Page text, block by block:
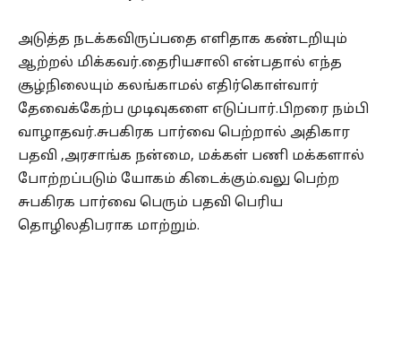
அடுத்த நடக்கவிருப்பதை எளிதாக கண்டறியும்
ஆற்றல் மிக்கவர்.தைரியசாலி என்பதால் எந்த
சூழ்நிலையும் கலங்காமல் எதிர்கொள்வார்
தேவைக்கேற்ப முடிவுகளை எடுப்பார்.பிறரை நம்பி
வாழாதவர்.சுபகிரக பார்வை பெற்றால் அதிகார
பதவி ,அரசாங்க நன்மை, மக்கள் பணி மக்களால்
போற்றப்படும் யோகம் கிடைக்கும்.வலு பெற்ற
சுபகிரக பார்வை பெரும் பதவி பெரிய
தொழிலதிபராக மாற்றும்.